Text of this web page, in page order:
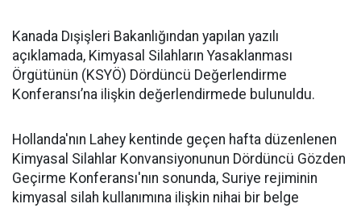
Kanada Dışişleri Bakanlığından yapılan yazılı
açıklamada, Kimyasal Silahların Yasaklanması
Örgütünün (KSYÖ) Dördüncü Değerlendirme
Konferansı’na ilişkin değerlendirmede bulunuldu.
Hollanda'nın Lahey kentinde geçen hafta düzenlenen
Kimyasal Silahlar Konvansiyonunun Dördüncü Gözden
Geçirme Konferansı'nın sonunda, Suriye rejiminin
kimyasal silah kullanımına ilişkin nihai bir belge